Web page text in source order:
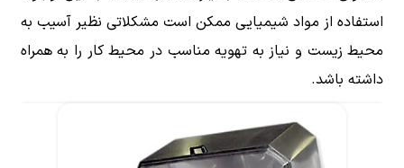
استفاده از مواد شیمیایی ممکن است مشکلاتی نظیر آسیب به
محیط زیست و نیاز به تهویه مناسب در محیط کار را به همراه
داشته باشد.